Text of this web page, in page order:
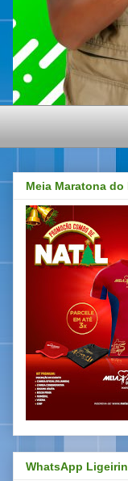
Meia Maratona
WhatsApp